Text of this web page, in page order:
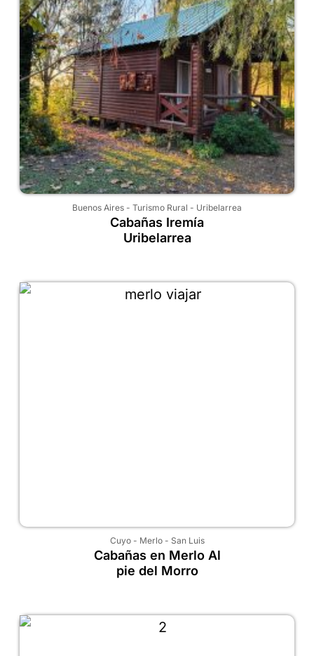
Buenos Aires - Turismo Rural - Uribelarrea
Cabañas Iremía
Uribelarrea
Cuyo- Merlo- San Luis
Cabañas en Merlo Al
pie del Morro